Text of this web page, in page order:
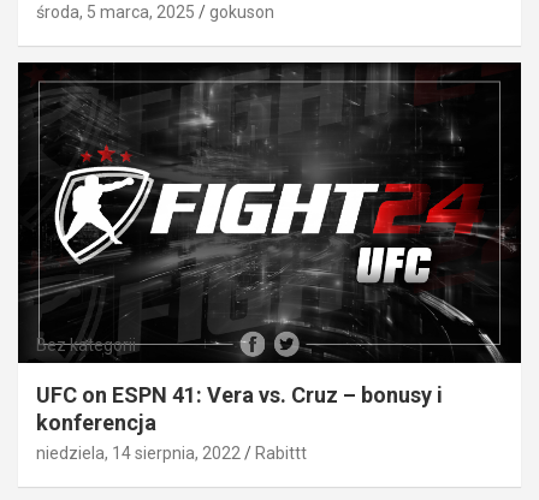
środa, 5 marca, 2025 gokuson
Bez kategorii
UFC on ESPN 41: Vera vs. Cruz – bonusy i
konferencja
niedziela, 14 sierpnia, 2022 Rabittt